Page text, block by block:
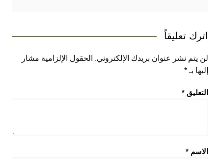
اترك تعليقاً
لن يتم نشر عنوان بريدك الإلكتروني. الحقول الإلزامية مشار
إليها بـ *
التعليق *
الاسم *